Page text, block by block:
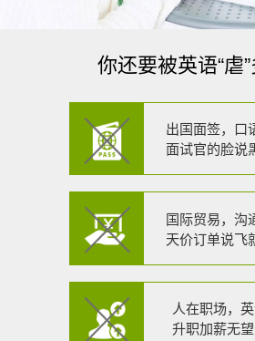
你还要被英语“虐”
出国面签，口
面试官的脸说
国际贸易，沟
天价订单说飞
人在职场，英
升职加薪无望